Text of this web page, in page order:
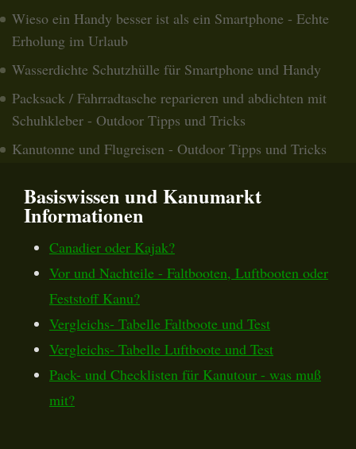
Wieso ein Handy besser ist als ein Smartphone - Echte
Erholung im Urlaub
Wasserdichte Schutzhülle für Smartphone und Handy
Packsack / Fahrradtasche reparieren und abdichten mit
Schuhkleber - Outdoor Tipps und Tricks
Kanutonne und Flugreisen - Outdoor Tipps und Tricks
Basiswissen und Kanumarkt
Informationen
Canadier oder Kajak?
Vor und Nachteile - Faltbooten, Luftbooten oder
Feststoff Kanu?
Vergleichs- Tabelle Faltboote und Test
Vergleichs- Tabelle Luftboote und Test
Pack- und Checklisten für Kanutour - was muß
mit?